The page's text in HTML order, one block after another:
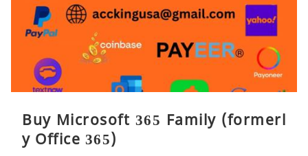
Buy Microsoft 365 Family (formerl
y Office 365)